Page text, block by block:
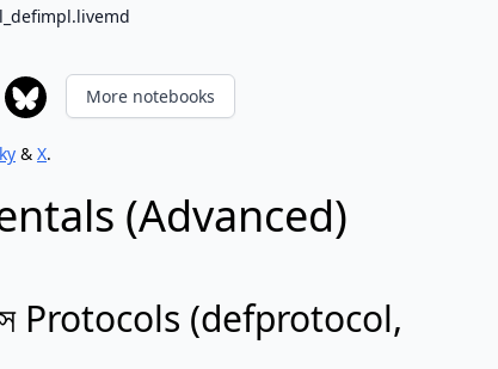
More notebooks
& X.
(Advanced)
Protocols (defprotocol,